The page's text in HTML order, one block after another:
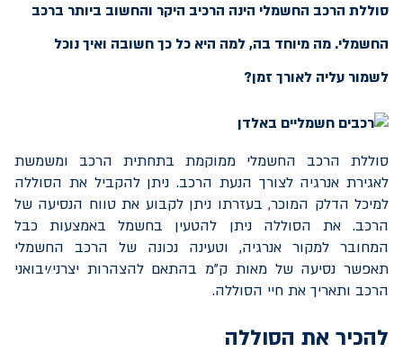
סוללת הרכב החשמלי הינה הרכיב היקר והחשוב ביותר ברכב
החשמלי. מה מיוחד בה, למה היא כל כך חשובה ואיך נוכל
לשמור עליה לאורך זמן?
סוללת הרכב החשמלי ממוקמת בתחתית הרכב ומשמשת
לאגירת אנרגיה לצורך הנעת הרכב. ניתן להקביל את הסוללה
למיכל הדלק המוכר, בעזרתו ניתן לקבוע את טווח הנסיעה של
הרכב. את הסוללה ניתן להטעין בחשמל באמצעות כבל
המחובר למקור אנרגיה, וטעינה נכונה של הרכב החשמלי
תאפשר נסיעה של מאות ק"מ בהתאם להצהרות יצרני/יבואני
הרכב ותאריך את חיי הסוללה.
להכיר את הסוללה